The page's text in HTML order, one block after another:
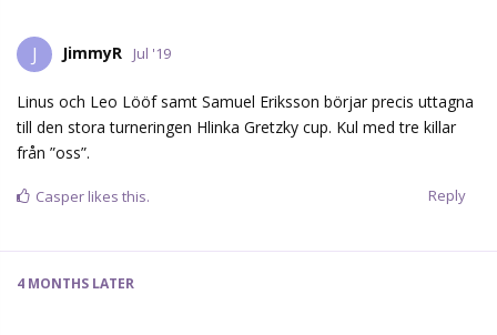
J JimmyR Jul '19
Linus och Leo Lööf samt Samuel Eriksson börjar precis uttagna
till den stora turneringen Hlinka Gretzky cup. Kul med tre killar
från ”oss”.
Reply
Casper likes this.
4 MONTHS LATER